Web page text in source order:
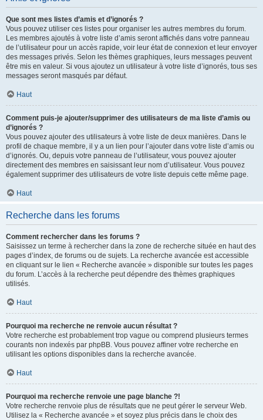
Que sont mes listes d’amis et d’ignorés ?
Vous pouvez utiliser ces listes pour organiser les autres membres du forum.
Les membres ajoutés à votre liste d’amis seront affichés dans votre panneau
de l’utilisateur pour un accès rapide, voir leur état de connexion et leur envoyer
des messages privés. Selon les thèmes graphiques, leurs messages peuvent
être mis en valeur. Si vous ajoutez un utilisateur à votre liste d’ignorés, tous ses
messages seront masqués par défaut.
Haut
Comment puis-je ajouter/supprimer des utilisateurs de ma liste d’amis ou
d’ignorés ?
Vous pouvez ajouter des utilisateurs à votre liste de deux manières. Dans le
profil de chaque membre, il y a un lien pour l’ajouter dans votre liste d’amis ou
d’ignorés. Ou, depuis votre panneau de l’utilisateur, vous pouvez ajouter
directement des membres en saisissant leur nom d’utilisateur. Vous pouvez
également supprimer des utilisateurs de votre liste depuis cette même page.
Haut
Recherche dans les forums
Comment rechercher dans les forums ?
Saisissez un terme à rechercher dans la zone de recherche située en haut des
pages d’index, de forums ou de sujets. La recherche avancée est accessible
en cliquant sur le lien « Recherche avancée » disponible sur toutes les pages
du forum. L’accès à la recherche peut dépendre des thèmes graphiques
utilisés.
Haut
Pourquoi ma recherche ne renvoie aucun résultat ?
Votre recherche est probablement trop vague ou comprend plusieurs termes
courants non indexés par phpBB. Vous pouvez affiner votre recherche en
utilisant les options disponibles dans la recherche avancée.
Haut
Pourquoi ma recherche renvoie une page blanche ?!
Votre recherche renvoie plus de résultats que ne peut gérer le serveur Web.
Utilisez la « Recherche avancée » et soyez plus précis dans le choix des